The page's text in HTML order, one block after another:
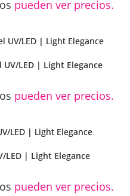
pueden ver precios.
LED | Light Elegance
pueden ver precios.
LED | Light Elegance
pueden ver precios.